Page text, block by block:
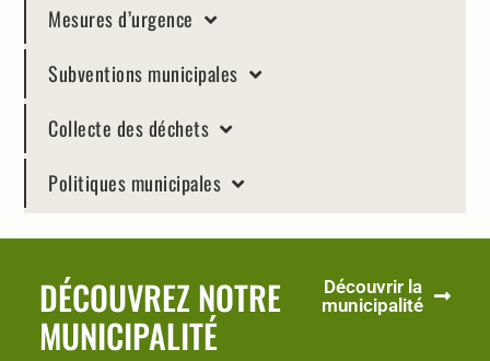
Mesures d’urgence
Subventions municipales
Collecte des déchets
Politiques municipales
DÉCOUVREZ NOTRE
MUNICIPALITÉ
Découvrir la
municipalité